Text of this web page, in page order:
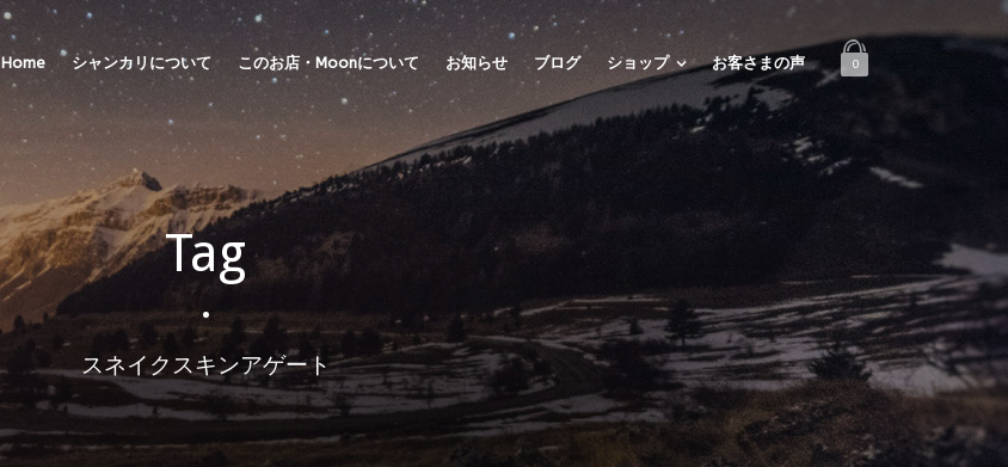
Home シャンカリについて このお店・Moonについて お知らせ ブログ ショップ お客さまの声 0
Tag
•
スネイクスキンアゲート